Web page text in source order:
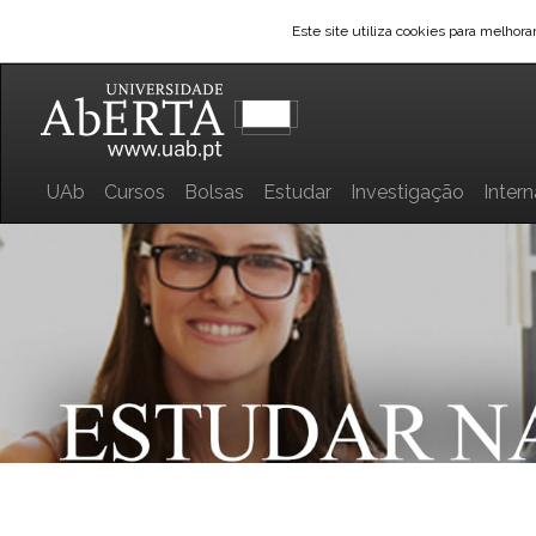
Este site utiliza cookies para
UAb Cursos Bolsas Estudar Investigação